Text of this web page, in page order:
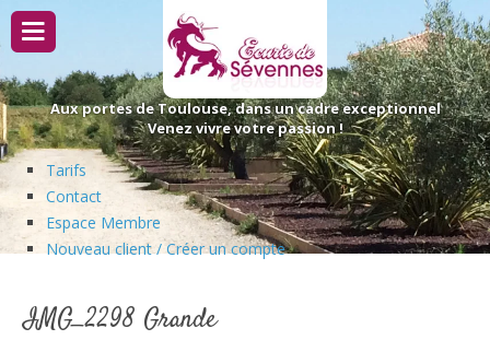
Passer
contenu
Aux portes de Toulouse, dans un cadre exceptionnel
Venez vivre votre passion !
Tarifs
Contact
Espace Membre
Nouveau client / Créer un compte
IMG_2298 Grande